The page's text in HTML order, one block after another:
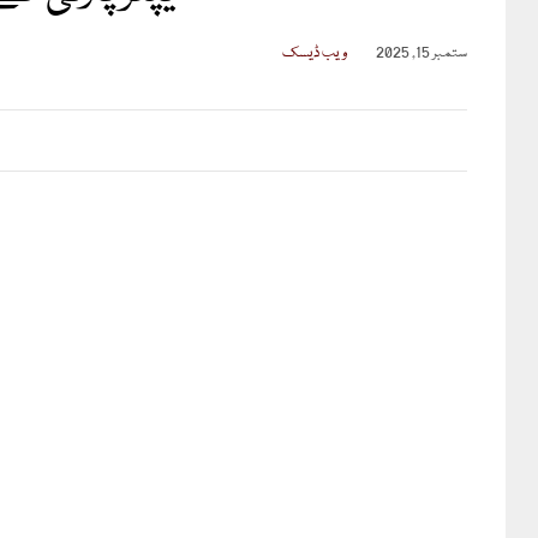
ستمبر 15, 2025 ویب ڈیسک